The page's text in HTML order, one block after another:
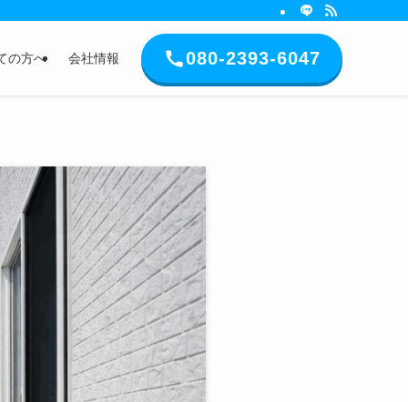
の方へ 会社情報 080-2393-6047